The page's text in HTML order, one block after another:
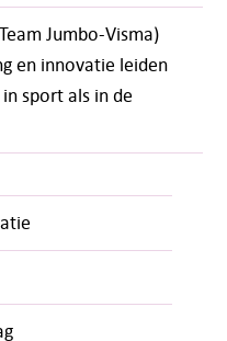
Jumbo-Visma)
en innovatie leiden
sport als in de